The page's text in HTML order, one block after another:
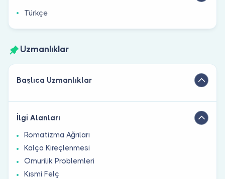
Türkçe
Uzmanlıklar
Başlıca Uzmanlıklar
İlgi Alanları
Romatizma Ağrıları
Kalça Kireçlenmesi
Omurilik Problemleri
Kısmi Felç